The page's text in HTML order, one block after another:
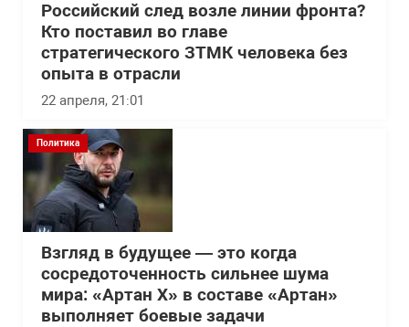
Российский след возле линии фронта?
Кто поставил во главе
стратегического ЗТМК человека без
опыта в отрасли
22 апреля, 21:01
Политика
Взгляд в будущее — это когда
сосредоточенность сильнее шума
мира: «Артан Х» в составе «Артан»
выполняет боевые задачи